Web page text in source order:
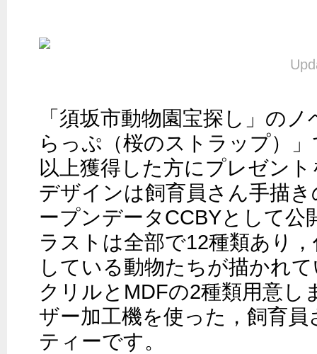
「須坂市動物園宝探し」の
らっぷ（桜のストラップ）
以上獲得した方にプレゼン
デザインは飼育員さん手描
ープンデータCCBYとして公
ラストは全部で12種類あり
している動物たちが描かれ
クリルとMDFの2種類用意し
ザー加工機を使った，飼育
ティーです。